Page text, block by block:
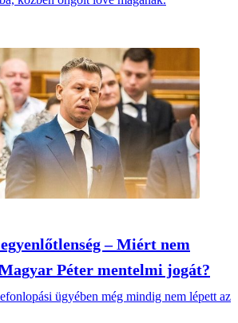
– Miért nem
Péter mentelmi jogát?
ügyében még mindig nem lépett az